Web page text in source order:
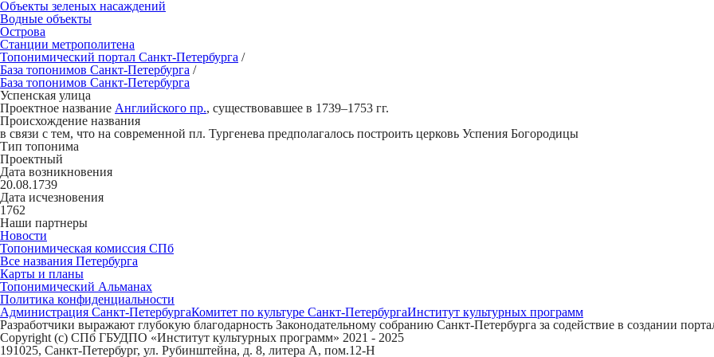
Объекты зеленых насаждений
Водные объекты
Острова
Станции метрополитена
Топонимический портал Санкт-Петербурга /
База топонимов Санкт-Петербурга /
База топонимов Санкт-Петербурга
Успенская улица
Проектное название Английского пр., существовавшее в 1739–1753 гг.
Происхождение названия
в связи с тем, что на современной пл. Тургенева предполагалось построить церковь Успения Богородицы
Тип топонима
Проектный
Дата возникновения
20.08.1739
Дата исчезновения
1762
Наши партнеры
Новости
Топонимическая комиссия СПб
Все названия Петербурга
Карты и планы
Топонимический Альманах
Политика конфиденциальности
Администрация Санкт-ПетербургаКомитет по культуре Санкт-ПетербургаИнститут культурных программ
Разработчики выражают глубокую благодарность Законодательному собранию Санкт-Петербурга за содействие в создании
Copyright (c) СПб ГБУДПО «Институт культурных программ» 2021 - 2025
191025, Санкт-Петербург, ул. Рубинштейна, д. 8, литера А, пом.12-Н